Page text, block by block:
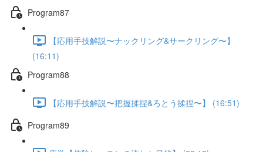
Program87
【応用手技解説〜ナックリング&サークリング〜】
(16:11)
Program88
【応用手技解説〜把握揉捏&ろとう揉捏〜】 (16:51)
Program89